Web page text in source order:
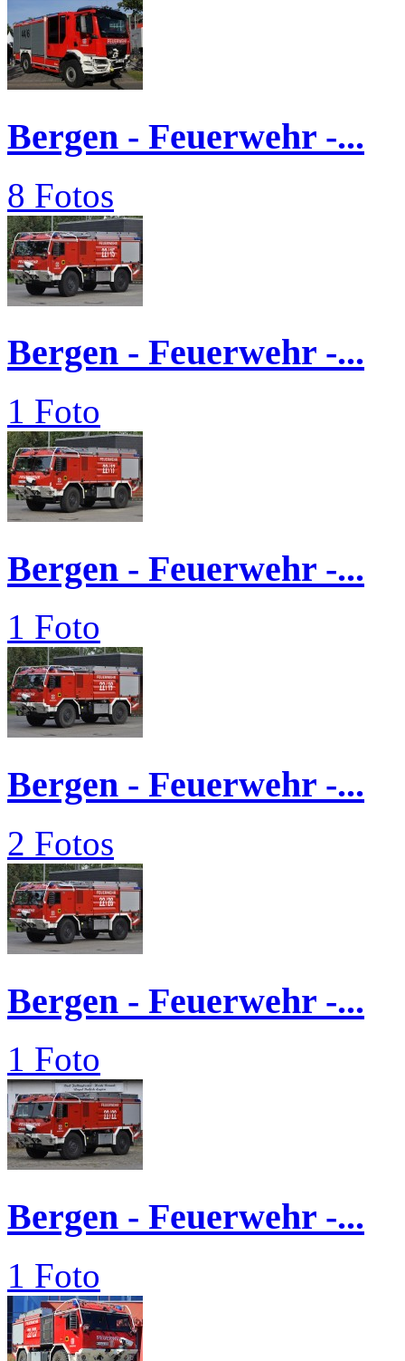
Bergen - Feuerwehr -...
8 Fotos
Bergen - Feuerwehr -...
1 Foto
Bergen - Feuerwehr -...
1 Foto
Bergen - Feuerwehr -...
2 Fotos
Bergen - Feuerwehr -...
1 Foto
Bergen - Feuerwehr -...
1 Foto